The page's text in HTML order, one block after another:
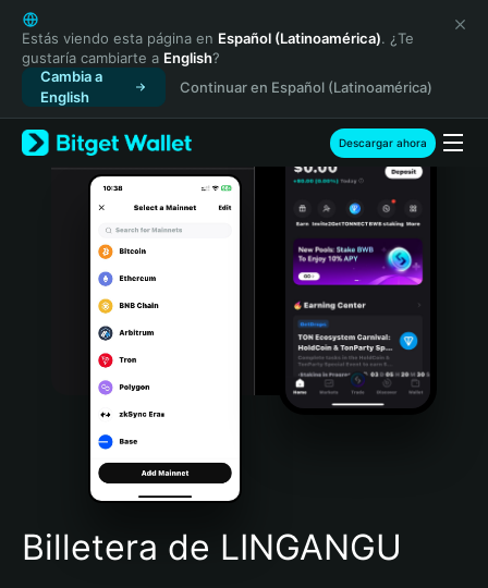
English
日本語
Tiếng Việt
Русский
Español (Latinoamérica)
Türkçe
Italiano
Português (Portugal)
Bahasa Indonesia
Português (Brasil)
Español (Argentina)
Estás viendo esta página en Español (Latinoamérica). ¿Te
gustaría cambiarte a English?
Cambia a
English
Continuar en Español (Latinoamérica)
Descargar ahora
Billetera de LINGANGU